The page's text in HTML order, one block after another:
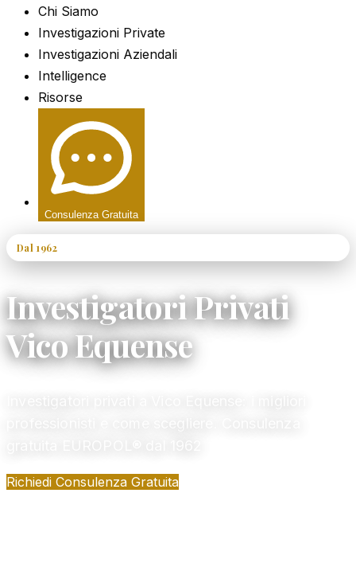
Chi Siamo
Investigazioni Private
Investigazioni Aziendali
Intelligence
Risorse
Consulenza Gratuita
Dal 1962
Investigatori Privati
Vico Equense
Richiedi Consulenza Gratuita